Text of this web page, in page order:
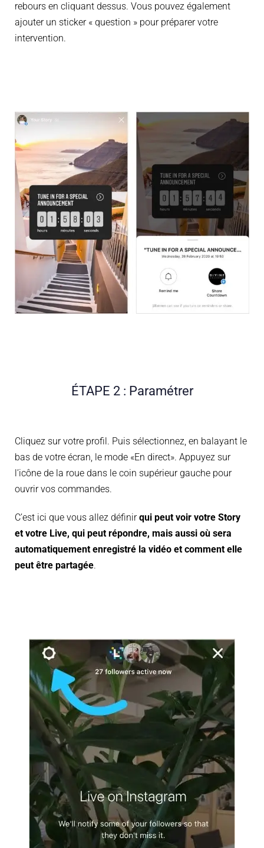
rebours en cliquant dessus. Vous pouvez également
ajouter un sticker « question » pour préparer votre
intervention.
ÉTAPE 2 : Paramétrer
Cliquez sur votre profil. Puis sélectionnez, en balayant le
bas de votre écran, le mode «En direct». Appuyez sur
l’icône de la roue dans le coin supérieur gauche pour
ouvrir vos commandes.
C’est ici que vous allez définirqui peut voir votre Story
et votre Live, qui peut répondre, mais aussi où sera
automatiquement enregistré la vidéo et comment elle
peut être partagée.